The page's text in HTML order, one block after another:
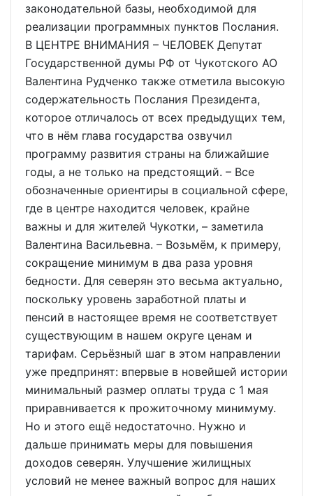
законодательной базы, необходимой для
реализации программных пунктов Послания.
В ЦЕНТРЕ ВНИМАНИЯ – ЧЕЛОВЕК Депутат
Государственной думы РФ от Чукотского АО
Валентина Рудченко также отметила высокую
содержательность Послания Президента,
которое отличалось от всех предыдущих тем,
что в нём глава государства озвучил
программу развития страны на ближайшие
годы, а не только на предстоящий. – Все
обозначенные ориентиры в социальной сфере,
где в центре находится человек, крайне
важны и для жителей Чукотки, – заметила
Валентина Васильевна. – Возьмём, к примеру,
сокращение минимум в два раза уровня
бедности. Для северян это весьма актуально,
поскольку уровень заработной платы и
пенсий в настоящее время не соответствует
существующим в нашем округе ценам и
тарифам. Серьёзный шаг в этом направлении
уже предпринят: впервые в новейшей истории
минимальный размер оплаты труда с 1 мая
приравнивается к прожиточному минимуму.
Но и этого ещё недостаточно. Нужно и
дальше принимать меры для повышения
доходов северян. Улучшение жилищных
условий не менее важный вопрос для наших